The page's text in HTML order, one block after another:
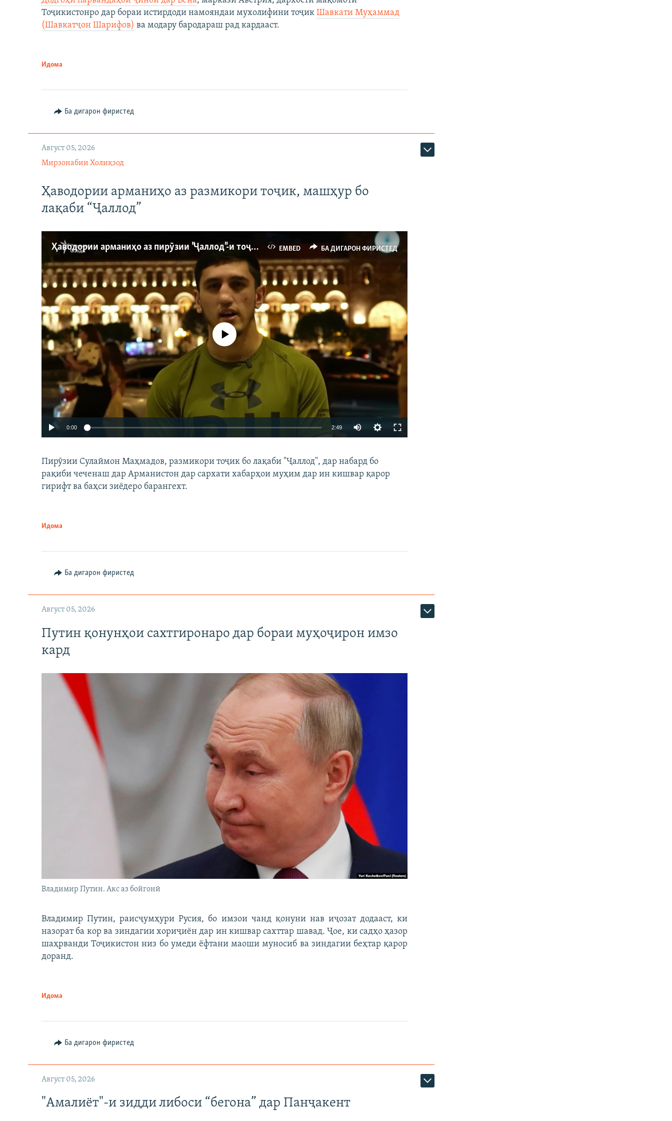
Тоҷикистонро дар бораи истирдоди намояндаи мухолифини тоҷик Шавкати Муҳаммад
(Шавкатҷон Шарифов) ва модару бародараш рад кардааст.
Идома
Ба дигарон фиристед
Август 05, 2026
Мирзонабии Холиқзод
Ҳаводории арманиҳо аз размикори тоҷик, машҳур бо
лақаби “Ҷаллод”
EMBED БА ДИГАРОН ФИРИСТЕД
Ҳаводории арманиҳо аз пирӯзии "Ҷаллод"-и тоҷик
EMBED БА ДИГАРОН ФИРИСТЕД
720p 1080p
Феълан кор намекунад
0:00 2:49
360p
480p
Пирӯзии Сулаймон Маҳмадов, размикори тоҷик бо лақаби "Ҷаллод", дар набард бо
рақиби чеченаш дар Арманистон дар сархати хабарҳои муҳим дар ин кишвар қарор
гирифт ва баҳси зиёдеро барангехт.
Идома
Ба дигарон фиристед
Август 05, 2026
Путин қонунҳои сахтгиронаро дар бораи муҳоҷирон имзо
кард
Владимир Путин. Акс аз бойгонӣ
Владимир Путин, раисҷумҳури Русия, бо имзои чанд қонуни нав иҷозат додааст, ки
назорат ба кор ва зиндагии хориҷиён дар ин кишвар сахттар шавад. Ҷое, ки садҳо ҳазор
шаҳрванди Тоҷикистон низ бо умеди ёфтани маоши муносиб ва зиндагии беҳтар қарор
доранд.
Идома
Ба дигарон фиристед
Август 05, 2026
"Амалиёт"-и зидди либоси “бегона” дар Панҷакент